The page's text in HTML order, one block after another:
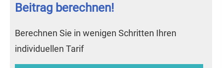
Beitrag berechnen!
Berechnen Sie in wenigen Schritten Ihren
individuellen Tarif